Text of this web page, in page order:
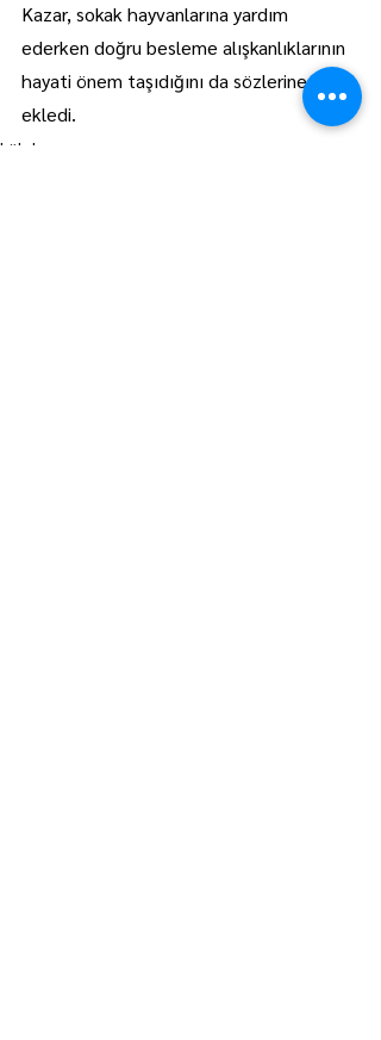
Kazar, sokak hayvanlarına yardım
ederken doğru besleme alışkanlıklarının
hayati önem taşıdığını da sözlerine
ekledi.
Lüleburgaz